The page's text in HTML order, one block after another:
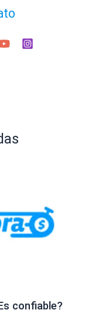
confiable?